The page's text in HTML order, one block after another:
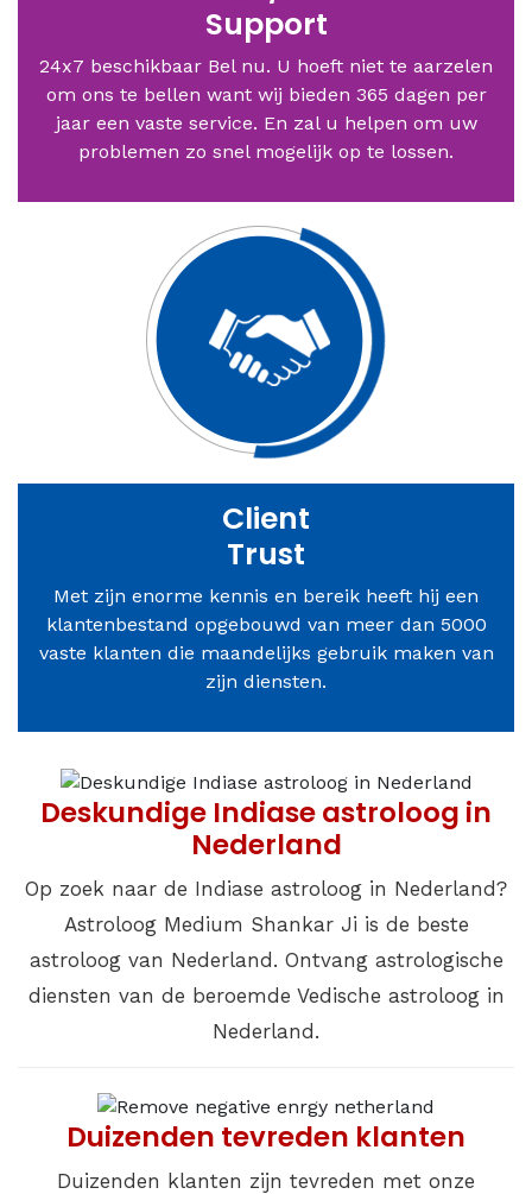
Support
24x7 beschikbaar Bel nu. U hoeft niet te aarzelen
om ons te bellen want wij bieden 365 dagen per
jaar een vaste service. En zal u helpen om uw
problemen zo snel mogelijk op te lossen.
Client
Trust
Met zijn enorme kennis en bereik heeft hij een
klantenbestand opgebouwd van meer dan 5000
vaste klanten die maandelijks gebruik maken van
zijn diensten.
Deskundige Indiase astroloog in
Nederland
Op zoek naar de Indiase astroloog in Nederland?
Astroloog Medium Shankar Ji is de beste
astroloog van Nederland. Ontvang astrologische
diensten van de beroemde Vedische astroloog in
Nederland.
Duizenden tevreden klanten
Duizenden klanten zijn tevreden met onze